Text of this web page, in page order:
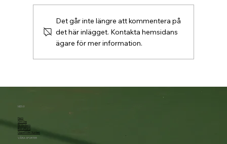
Det går inte längre att kommentera på
det här inlägget. Kontakta hemsidans
ägare för mer information.
MENY
Hem
Om Oss
Bli Medlem
Boka Bana
Öppettider & priser
VÅRA SPORTER